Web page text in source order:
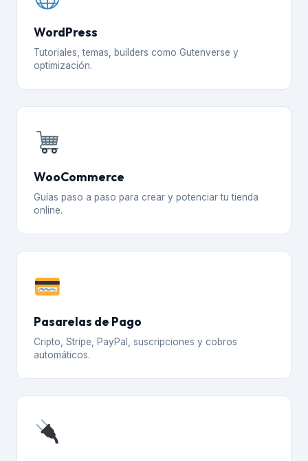
WordPress
Tutoriales, temas, builders como Gutenverse y
optimización.
WooCommerce
Guías paso a paso para crear y potenciar tu tienda
online.
Pasarelas de Pago
Cripto, Stripe, PayPal, suscripciones y cobros
automáticos.